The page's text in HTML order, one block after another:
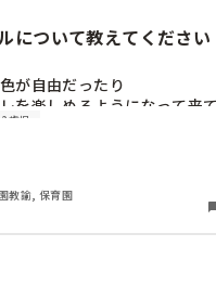
振る舞いだと思いますよ。
と。
想を広げないことです。
について教えてください
が自由だったり
を楽しめるようになって来
だと思っているのですが、
だNGにはなっているのです
ティングしていないと割れち
ありつつ地味目のネイルを暗
数くらいいます。
かなネイルになっています。
2歳児
教諭, 保育園